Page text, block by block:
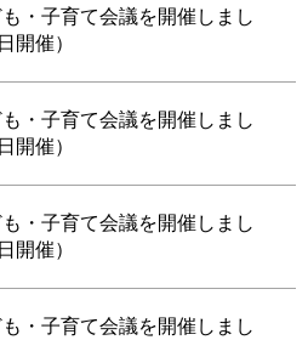
・子育て会議を開催しまし
開催）
・子育て会議を開催しまし
開催）
・子育て会議を開催しまし
開催）
・子育て会議を開催しまし